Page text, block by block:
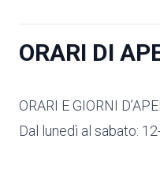
ORARI DI
ORARI E GIORNI
Dal lunedì al sabato: